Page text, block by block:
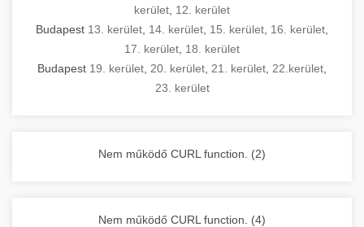
kereskedelmi sajtreszelő és aprítógépek
konyha optimális elrendezésének
megtervezésében, valamint a telepítés és az
üzembe helyezés koordinálásában. Hosszú távú
garancia, gyors szerviz és folyamatos műszaki
támogatás biztosítja az Ön nyugalmát és
Nagykonyhai berendezések komplett
kerület 12. kerület
Budapest 13. kerület 14. kerület 15. kerület 16. kerület
17. kerület 18. kerület
Budapest 19. kerület 20. kerület 21. kerület 22.kerület
23. kerület
Nem működő CURL function. (2)
Nem működő CURL function. (4)